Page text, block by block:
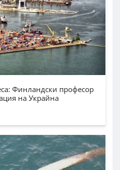
Финландски професор
на Украйна